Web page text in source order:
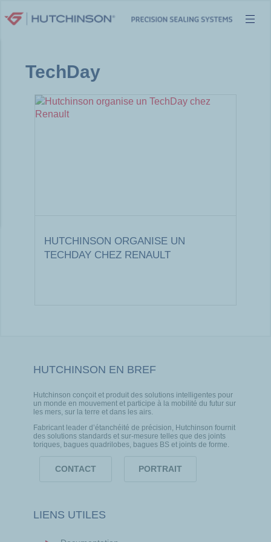
au
TechDay
HUTCHINSON ORGANISE UN
TECHDAY CHEZ RENAULT
HUTCHINSON EN BREF
Hutchinson conçoit et produit des solutions intelligentes pour
un monde en mouvement et participe à la mobilité du futur sur
les mers, sur la terre et dans les airs.
Fabricant leader d’étanchéité de précision, Hutchinson fournit
des solutions standards et sur-mesure telles que des joints
toriques, bagues quadrilobes, bagues BS et joints de forme.
CONTACT PORTRAIT
LIENS UTILES